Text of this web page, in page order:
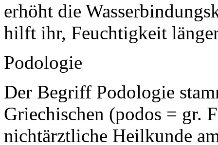
erhöht die
hilft ihr, Feuchtigkeit
Podologie
Der Begriff Podologie
Griechischen (podos = gr.
nichtärztliche Heilkunde